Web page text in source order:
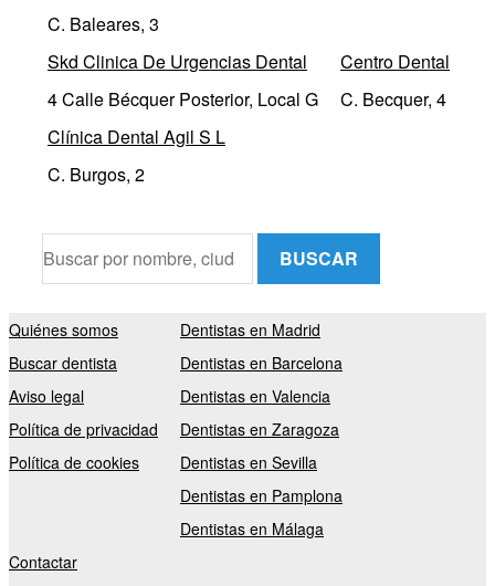
C. Baleares, 3
Skd Clinica De Urgencias Dental
4 Calle Bécquer Posterior, Local G
Centro Dental
C. Becquer, 4
Clínica Dental Agil S L
C. Burgos, 2
BUSCAR
Quiénes somos
Buscar dentista
Aviso legal
Política de privacidad
Política de cookies
Dentistas en Madrid
Dentistas en Barcelona
Dentistas en Valencia
Dentistas en Zaragoza
Dentistas en Sevilla
Dentistas en Pamplona
Dentistas en Málaga
Contactar